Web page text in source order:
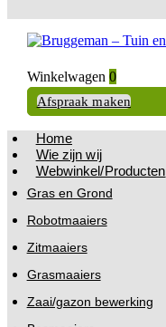
Winkelwagen 0
Afspraak maken
Home
Wie zijn wij
Webwinkel/Producten
Gras en Grond
Robotmaaiers
Zitmaaiers
Grasmaaiers
Zaai/gazon bewerking